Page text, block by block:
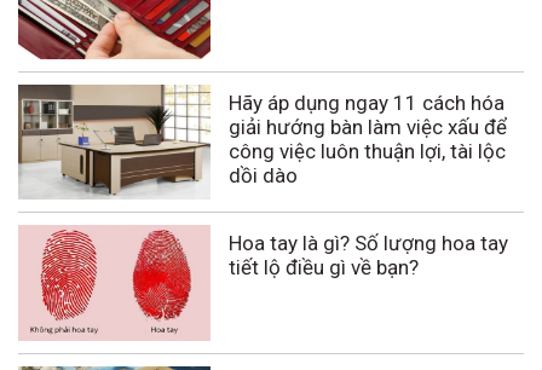
Hãy áp dụng ngay 11 cách hóa
giải hướng bàn làm việc xấu để
công việc luôn thuận lợi, tài lộc
dồi dào
Hoa tay là gì? Số lượng hoa tay
tiết lộ điều gì về bạn?